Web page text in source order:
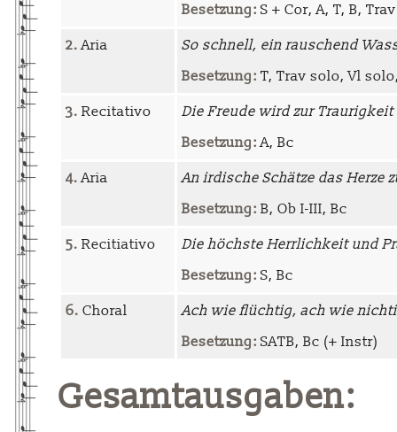
Besetzung: S + Cor, A, T, B,
2.Aria
So schnell, ein rauschend
Besetzung: T, Trav solo, Vl
3. Recitativo
Die Freude wird zur Traurigkeit
Besetzung:A, Bc
4.Aria
An irdische Schätze das Herze
Besetzung: B, Ob I-III, Bc
5. Recitiativo
Die höchste Herrlichkeit und
Besetzung: S, Bc
6. Choral
Ach wie flüchtig, ach wie
Besetzung: SATB, Bc (+ Instr)
Gesamtausgaben: